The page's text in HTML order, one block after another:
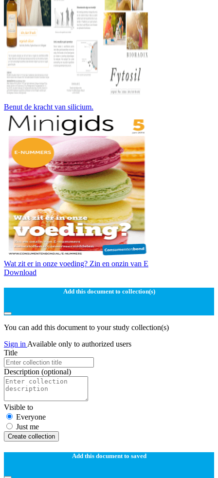
Benut de kracht van silicium.
Wat zit er in onze voeding? Zin en onzin van E
Download
Add this document to collection(s)
You can add this document to your study collection(s)
Sign in Available only to authorized users
Title
Description (optional)
Visible to
Everyone
Just me
Create collection
Add this document to saved